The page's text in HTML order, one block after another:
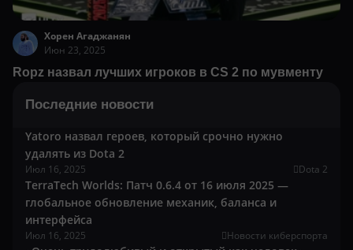
Хорен Агаджанян
Июн 23, 2025
Ropz назвал лучших игроков в CS 2 по мувменту
Последние новости
Yatoro назвал героев, который срочно нужно
удалять из Dota 2
Июл 16, 2025 Dota 2
TerraTech Worlds: Патч 0.6.4 от 16 июля 2025 —
глобальное обновление механик, баланса и
интерфейса
Июл 16, 2025 Новости киберспорта